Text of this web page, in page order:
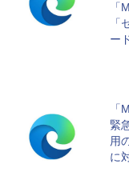
「
「
ー
「
緊
用
に